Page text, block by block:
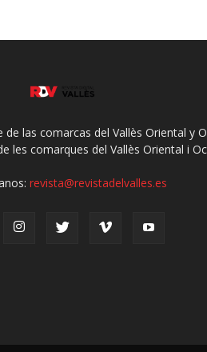
las comarcas del Vallès Oriental y
les comarques del Vallès Oriental i
revista@revistadelvalles.es